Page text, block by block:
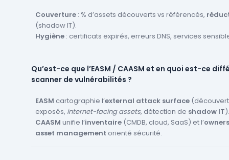
Couverture: % d’assets découverts vs référencés,
(shadow IT).
Hygiène: certificats expirés, erreurs DNS, services
Tendance de risque: évolution de la surface exposée,
baisse, coûts rationalisés (moins d’alertes inutiles).
Qu’est-ce que l’EASM / CAASM et en quoi est-ce
scanner de vulnérabilités ?
EASM cartographie l’external attack surface
exposés, internet-facing assets, détection de shadow IT).
CAASM unifie l’inventaire(CMDB, cloud, SaaS) et l’
asset management orienté sécurité.